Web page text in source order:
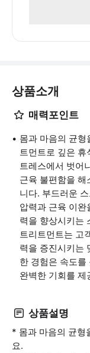
상품소개
매력포인트
몸과 마음의 균형
트먼트로 깊은 휴
트레스에서 벗어
근육 불편함을
니다. 부드러운
압력과 근육 이완
력을 향상시키는
트리트먼트는 고
력을 증진시키는
한 경험은 속도
완벽한 기회를 제
상품설명
* 몸과 마음의 균형
요.